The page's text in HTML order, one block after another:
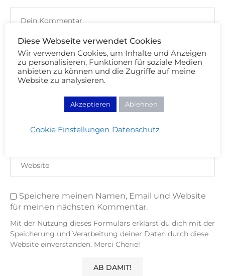
Speichere meinen Namen, Email und Website
für meinen nächsten Kommentar.
Mit der Nutzung dieses Formulars erklärst du dich mit der
Speicherung und Verarbeitung deiner Daten durch diese
Website einverstanden. Merci Cherie!
Diese Webseite verwendet Cookies
Wir verwenden Cookies, um Inhalte und Anzeigen
zu personalisieren, Funktionen für soziale Medien
anbieten zu können und die Zugriffe auf meine
Website zu analysieren.
Akzeptieren Ablehnen
Cookie Einstellungen Datenschutz